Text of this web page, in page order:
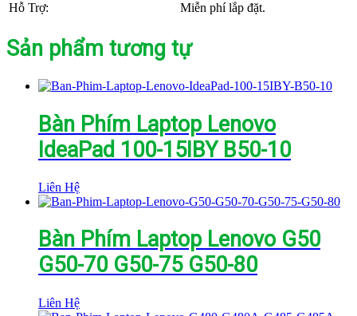
Hỗ Trợ:
Miễn phí lắp đặt.
Sản phẩm tương tự
Bàn Phím Laptop Lenovo
IdeaPad 100-15IBY B50-10
Liên Hệ
Bàn Phím Laptop Lenovo G50
G50-70 G50-75 G50-80
Liên Hệ